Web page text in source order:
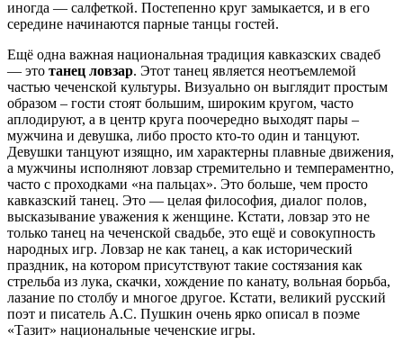
иногда — салфеткой. Постепенно круг замыкается, и в его
середине начинаются парные танцы гостей.
Ещё одна важная национальная традиция кавказских свадеб
— это танец ловзар. Этот танец является неотъемлемой
частью чеченской культуры. Визуально он выглядит простым
образом – гости стоят большим, широким кругом, часто
аплодируют, а в центр круга поочередно выходят пары –
мужчина и девушка, либо просто кто-то один и танцуют.
Девушки танцуют изящно, им характерны плавные движения,
а мужчины исполняют ловзар стремительно и темпераментно,
часто с проходками «на пальцах». Это больше, чем просто
кавказский танец. Это — целая философия, диалог полов,
высказывание уважения к женщине. Кстати, ловзар это не
только танец на чеченской свадьбе, это ещё и совокупность
народных игр. Ловзар не как танец, а как исторический
праздник, на котором присутствуют такие состязания как
стрельба из лука, скачки, хождение по канату, вольная борьба,
лазание по столбу и многое другое. Кстати, великий русский
поэт и писатель А.С. Пушкин очень ярко описал в поэме
«Тазит» национальные чеченские игры.